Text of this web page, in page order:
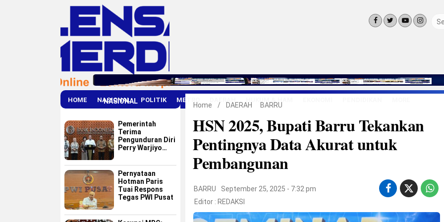
HOME NASIONAL POLITIK METRO
OPINI
NASIONAL
Pemerintah
Terima
Pengunduran Diri
Perry Warjiyo
Indonesia
Pernyataan
Hotman Paris
Tuai Respons
Tegas PWI Pusat
Home / DAERAH BARRU
HSN 2025, Bupati Barru Tekankan
Pentingnya Data Akurat untuk
Pembangunan
BARRU
September 25, 2025 - 7:32 pm
Editor : REDAKSI